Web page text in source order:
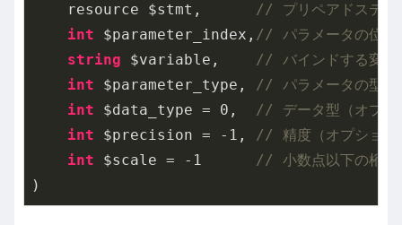
    resource $stmt,
// プリペアドステー
int $parameter_index, // パラメータの位置
string $variable, // バインドする変数
int $parameter_type, // パラメータの型
int $data_type = 0 , // データ型（オプシ
int $precision = -1 , // 精度（オプション
int $scale = -1
// 小数点以下の桁数
)